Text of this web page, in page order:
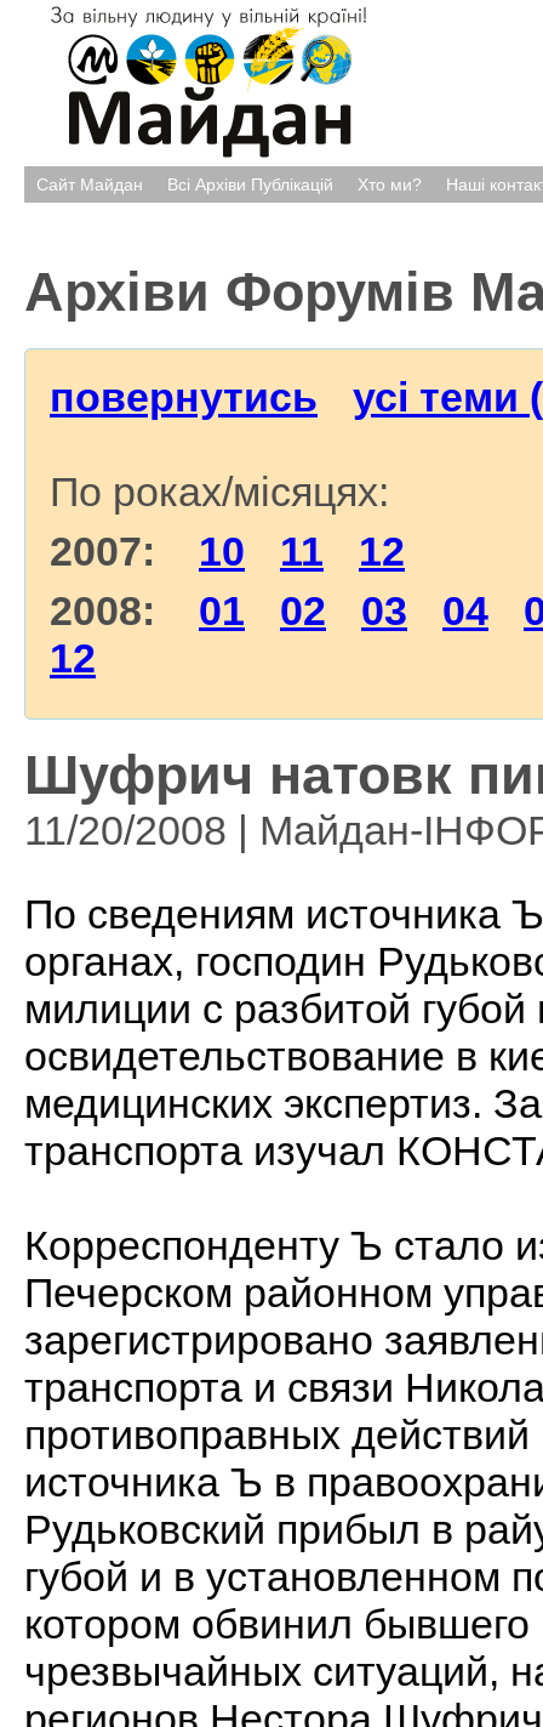
Сайт Майдан Всі Архіви Публікацій Хто ми? Наші
Архіви Форумів
повернутись усі теми
По роках/місяцях:
2007: 10 11
12
2008: 01 02 03 04
12
Шуфрич натовк
11/20/2008 | Майдан-
По сведениям источника
органах, господин
милиции с разбитой
освидетельствование в
медицинских экспертиз.
транспорта изучал
Корреспонденту Ъ стало
Печерском районном
зарегистрировано
транспорта и связи
противоправных
источника Ъ в
Рудьковский прибыл в
губой и в установленном
котором обвинил
чрезвычайных ситуаций,